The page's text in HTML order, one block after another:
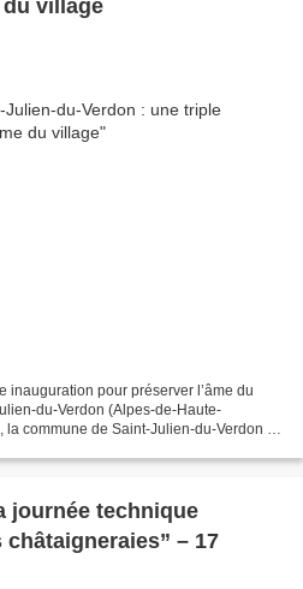
du village
inauguration pour préserver l’âme du
du-Verdon (Alpes-de-Haute-
la commune de Saint-Julien-du-Verdon a
journée technique
– 17